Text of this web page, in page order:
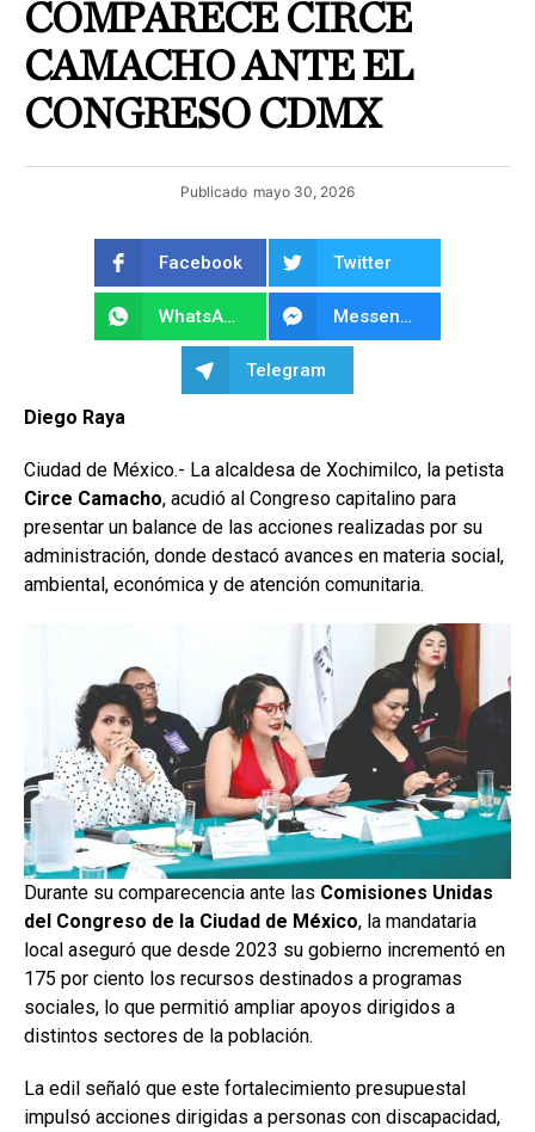
COMPARECE CIRCE
CAMACHO ANTE EL
CONGRESO CDMX
Publicado mayo 30, 2026
Facebook Twitter
WhatsApp Messenger
Telegram
Diego Raya
Ciudad de México.- La alcaldesa de Xochimilco, la petista
Circe Camacho, acudió al Congreso capitalino para
presentar un balance de las acciones realizadas por su
administración, donde destacó avances en materia social,
ambiental, económica y de atención comunitaria.
Durante su comparecencia ante las Comisiones Unidas
del Congreso de la Ciudad de México, la mandataria
local aseguró que desde 2023 su gobierno incrementó en
175 por ciento los recursos destinados a programas
sociales, lo que permitió ampliar apoyos dirigidos a
distintos sectores de la población.
La edil señaló que este fortalecimiento presupuestal
impulsó acciones dirigidas a personas con discapacidad,